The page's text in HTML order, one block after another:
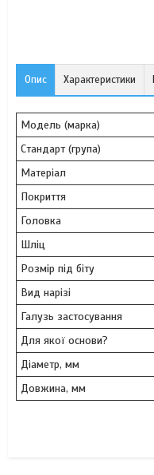
Опис Характеристики
Модель (марка)
Стандарт (група)
Матеріал
Покриття
Головка
Шліц
Розмір під біту
Вид нарізі
Галузь застосування
Для якої основи?
Діаметр, мм
Довжина, мм